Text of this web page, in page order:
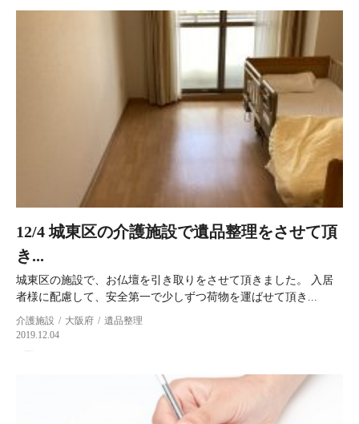
12/4 城東区の介護施設で遺品整理をさせて頂
き...
城東区の施設で、お仏壇を引き取りをさせて頂きました。 入居
者様に配慮して、安全第一で少しずつ荷物を運ばせて頂き...
介護施設 大阪府
遺品整理
2019.12.04